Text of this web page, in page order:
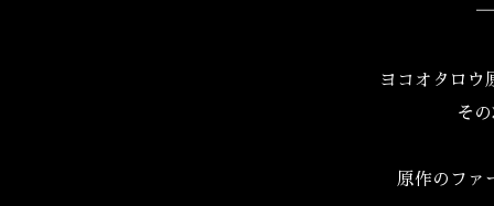
ヨコオタロウ
そ
原作のファ